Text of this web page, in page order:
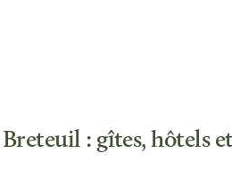
: gîtes, hôtels